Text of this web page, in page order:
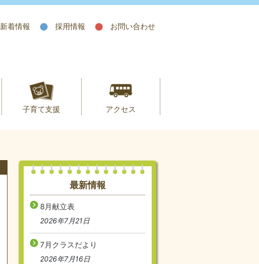
新着情報 採用情報 お問い合わせ
子育て支援 アクセス
最新情報
8月献立表
2026年7月21日
7月クラスだより
2026年7月16日